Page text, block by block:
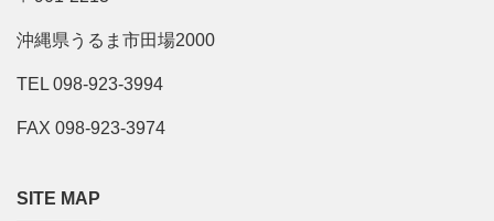
沖縄県うるま市田場2000
TEL 098-923-3994
FAX 098-923-3974
SITE MAP